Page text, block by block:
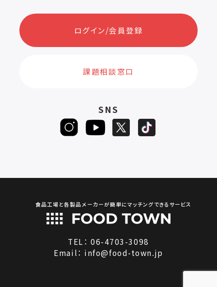
ログイン/会員登録
課題相談窓口
SNS
食品工場と各製品メーカーが簡単にマッチングできるサービス
TEL：06-4703-3098
Email： info@food-town.jp